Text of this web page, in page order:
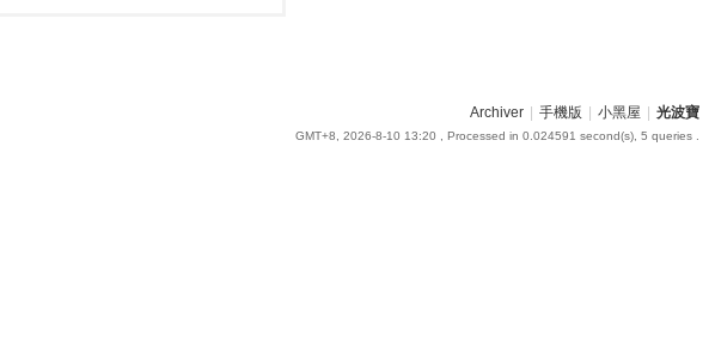
Archiver 手機版 小黑屋 光波寶
GMT+8, 2026-8-10 13:20 , Processed in 0.024591 second(s), 5 queries .